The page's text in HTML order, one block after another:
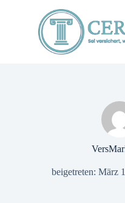
beigetreten: März